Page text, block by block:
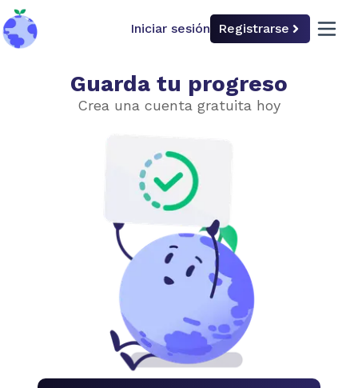
back to home Iniciar sesión Registrarse open
Por qué el clima es importante
Elige el nivel de dificultad
Básico
Extinción
Guarda tu progreso
Crea una cuenta gratuita hoy